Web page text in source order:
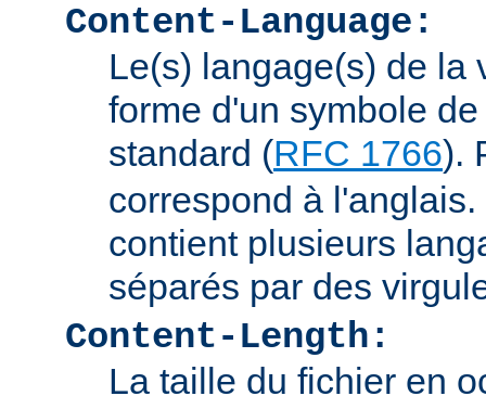
Content-Language:
Le(s) langage(s) de la
forme d'un symbole
standard (RFC 1766).
correspond à
contient plusieurs
séparés par des
Content-Length:
La taille du fichier en